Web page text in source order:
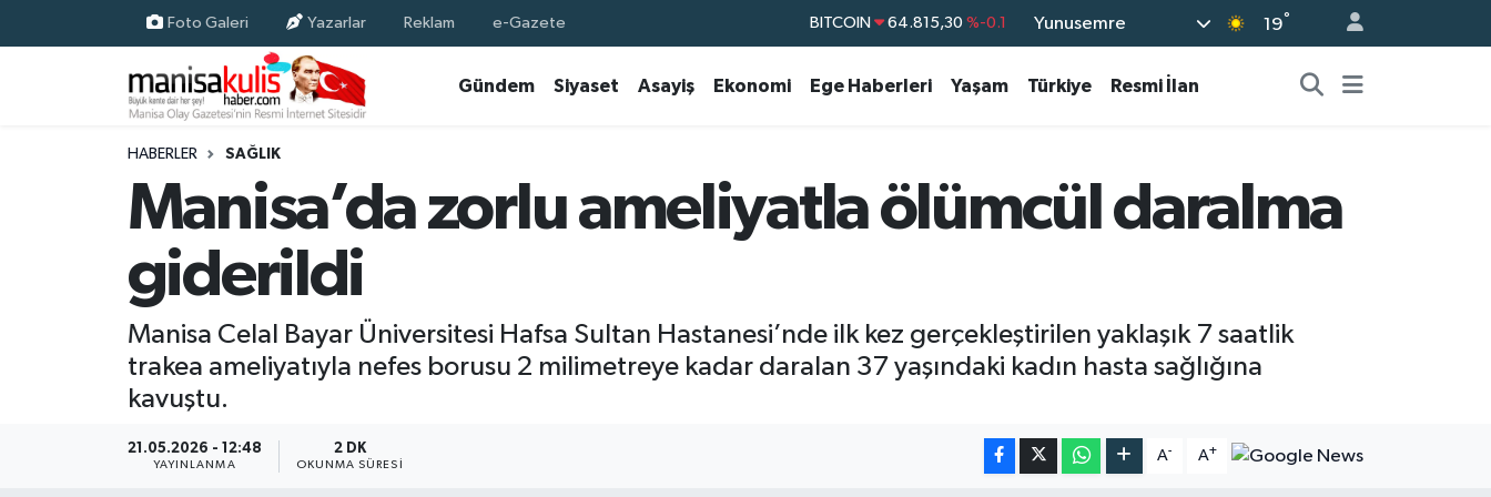
Foto Galeri Yazarlar Reklam e-Gazete DOLAR 47,7436 %0.18
BİST100 13.779
BITCOIN 64.815,30
Yunusemre 19°
Gündem Siyaset Asayiş Ekonomi Ege Haberleri Yaşam Türkiye Resmi İlan
HABERLER SAĞLIK
Manisa’da zorlu ameliyatla ölümcül daralma
giderildi
Manisa Celal Bayar Üniversitesi Hafsa Sultan Hastanesi’nde ilk kez gerçekleştirilen yaklaşık 7 saatlik
trakea ameliyatıyla nefes borusu 2 milimetreye kadar daralan 37 yaşındaki kadın hasta sağlığına
kavuştu.
21.05.2026 - 12:48
YAYINLANMA
2 DK
OKUNMA SÜRESI
A- A+
Ekonomi
Gündem
Resmi İlan
Yunusemre Nöbetçi Eczaneler
Yunusemre Hava Durumu
Yunusemre Trafik Yoğunluk Haritası
Süper Lig Puan Durumu ve Fikstür
Tüm Manşetler
Son Dakika Haberleri